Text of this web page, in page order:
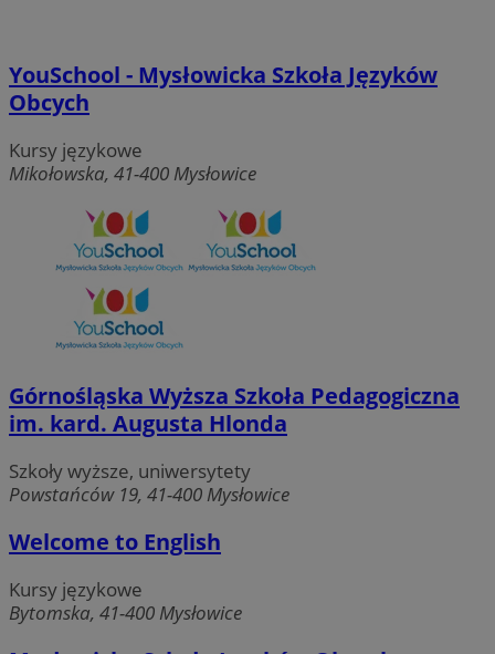
YouSchool - Mysłowicka Szkoła Języków
Obcych
Kursy językowe
Mikołowska, 41-400 Mysłowice
Górnośląska Wyższa Szkoła Pedagogiczna
im. kard. Augusta Hlonda
Szkoły wyższe, uniwersytety
Powstańców 19, 41-400 Mysłowice
Welcome to English
Kursy językowe
Bytomska, 41-400 Mysłowice